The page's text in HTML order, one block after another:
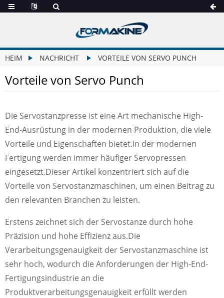
HEIM NACHRICHT VORTEILE VON SERVO PUNCH
Vorteile von Servo Punch
Die Servostanzpresse ist eine Art mechanische High-
End-Ausrüstung in der modernen Produktion, die viele
Vorteile und Eigenschaften bietet.In der modernen
Fertigung werden immer häufiger Servopressen
eingesetzt.Dieser Artikel konzentriert sich auf die
Vorteile von Servostanzmaschinen, um einen Beitrag zu
den relevanten Branchen zu leisten.
Erstens zeichnet sich der Servostanze durch hohe
Präzision und hohe Effizienz aus.Die
Verarbeitungsgenauigkeit der Servostanzmaschine ist
sehr hoch, wodurch die Anforderungen der High-End-
Fertigungsindustrie an die
Produktverarbeitungsgenauigkeit erfüllt werden